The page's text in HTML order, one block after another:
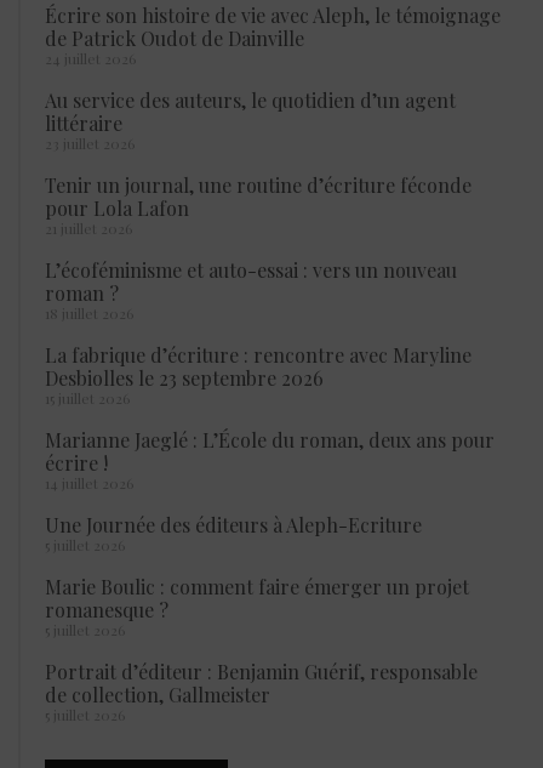
Écrire son histoire de vie avec Aleph, le témoignage
de Patrick Oudot de Dainville
24 juillet 2026
Au service des auteurs, le quotidien d’un agent
littéraire
23 juillet 2026
Tenir un journal, une routine d’écriture féconde
pour Lola Lafon
21 juillet 2026
L’écoféminisme et auto-essai : vers un nouveau
roman ?
18 juillet 2026
La fabrique d’écriture : rencontre avec Maryline
Desbiolles le 23 septembre 2026
15 juillet 2026
Marianne Jaeglé : L’École du roman, deux ans pour
écrire !
14 juillet 2026
Une Journée des éditeurs à Aleph-Ecriture
5 juillet 2026
Marie Boulic : comment faire émerger un projet
romanesque ?
5 juillet 2026
Portrait d’éditeur : Benjamin Guérif, responsable
de collection, Gallmeister
5 juillet 2026